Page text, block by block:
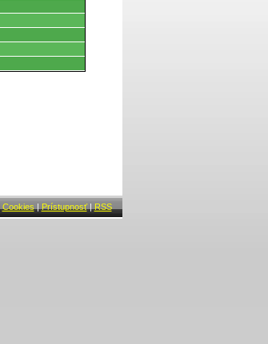
Cookies | Prístupnosť| RSS